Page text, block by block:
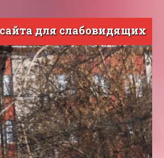
для слабовидящих